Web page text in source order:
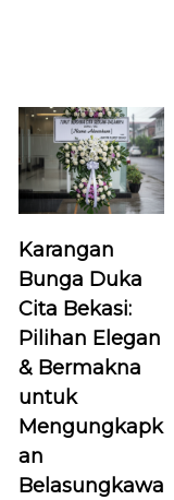
Karangan
Bunga Duka
Cita Bekasi:
Pilihan Elegan
& Bermakna
untuk
Mengungkapk
an
Belasungkawa